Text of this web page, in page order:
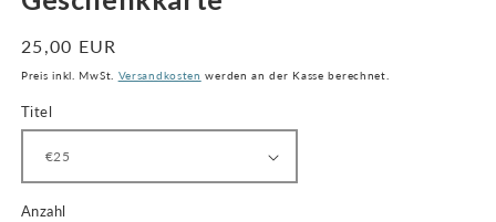
Regulärer
Preis
25,00 EUR
Preis inkl. MwSt. Versandkosten werden an der Kasse berechnet.
Titel
Anzahl